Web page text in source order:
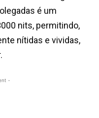
é um
nits, permitindo,
nítidas e vividas,
-